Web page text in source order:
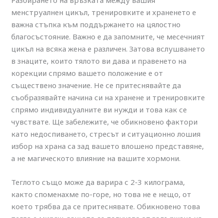
менструалнен цикъл, тренировките и храненето е
важна стъпка към поддържането на цялостно
благосъстояние. Важно е да запомните, че месечният
цикъл на всяка жена е различен. Затова вслушването
в знаците, които тялото ви дава и правенето на
корекции спрямо вашето положение е от
съществено значение. Не се притеснявайте да
съобразявайте начина си на хранене и тренировките
спрямо индивидуалните ви нужди и това как се
чувствате. Ще забележите, че обикновено фактори
като недоспиването, стресът и ситуационно лошия
избор на храна са зад вашето влошено представяне,
а не магическото влияние на вашите хормони.
Теглото също може да варира с 2-3 килограма,
както споменахме по-горе, но това не е нещо, от
което трябва да се притеснявате. Обикновено това